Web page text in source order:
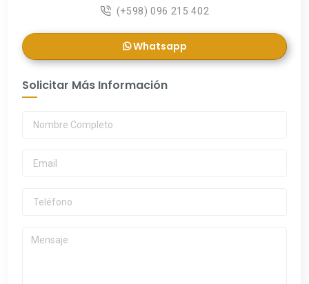
(+598) 096 215 402
Whatsapp
Solicitar Más Información